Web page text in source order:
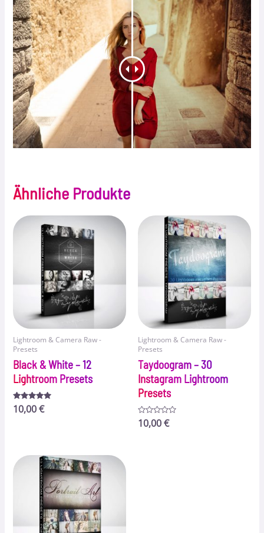
Ähnliche Produkte
Lightroom & Camera Raw -
Presets
Black & White – 12
Lightroom Presets
Bewertet
mit
10,00€
Lightroom & Camera Raw -
Presets
Taydoogram – 30
Instagram Lightroom
Presets
Bewertet
mit
10,00€